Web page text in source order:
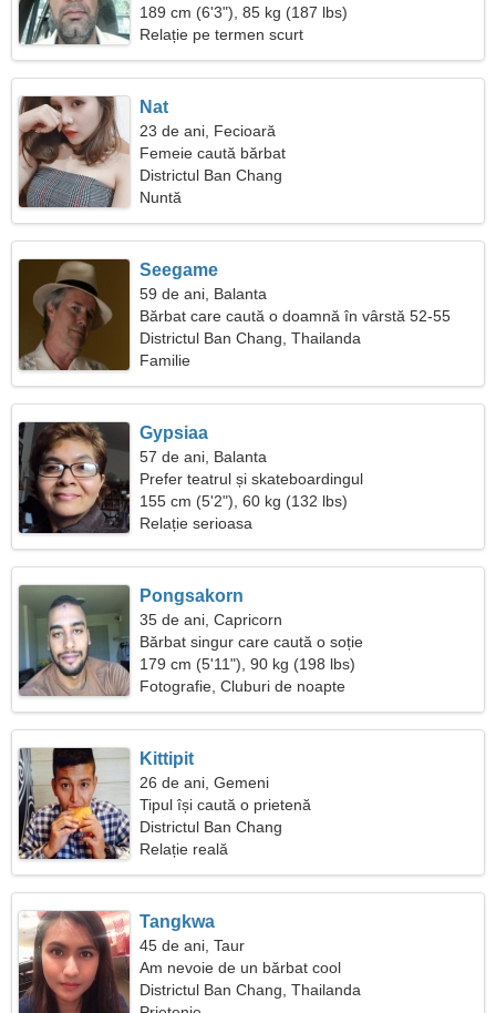
189 cm (6'3"), 85 kg (187 lbs)
Relație pe termen scurt
Nat
23 de ani, Fecioară
Femeie caută bărbat
Districtul Ban Chang
Nuntă
Seegame
59 de ani, Balanta
Bărbat care caută o doamnă în vârstă 52-55
Districtul Ban Chang, Thailanda
Familie
Gypsiaa
57 de ani, Balanta
Prefer teatrul și skateboardingul
155 cm (5'2"), 60 kg (132 lbs)
Relație serioasa
Pongsakorn
35 de ani, Capricorn
Bărbat singur care caută o soție
179 cm (5'11"), 90 kg (198 lbs)
Fotografie, Cluburi de noapte
Kittipit
26 de ani, Gemeni
Tipul își caută o prietenă
Districtul Ban Chang
Relație reală
Tangkwa
45 de ani, Taur
Am nevoie de un bărbat cool
Districtul Ban Chang, Thailanda